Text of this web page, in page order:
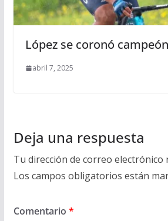
López se coronó
abril 7, 2025
Deja una respuesta
Tu dirección de correo electrónico
Los campos obligatorios están
Comentario *